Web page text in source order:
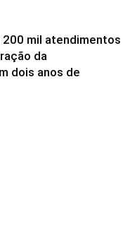
mil atendimentos
da
dois anos de